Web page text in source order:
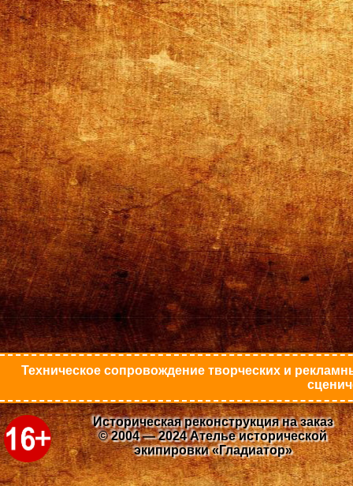
Техническое сопровождение творческих и
Историческая реконструкция на заказ
© 2004 — 2024 Ателье исторической
экипировки «Гладиатор»